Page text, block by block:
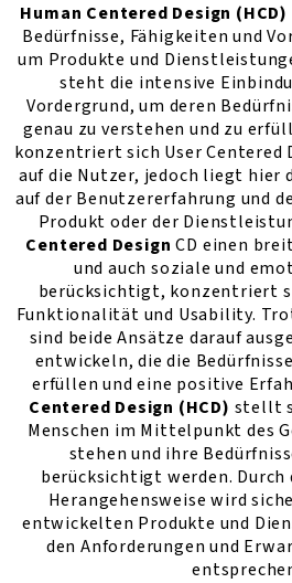
Human Centered Design (HCD)
Bedürfnisse, Fähigkeiten und
um Produkte und
steht die intensive
Vordergrund, um deren
genau zu verstehen und zu
konzentriert sich User Centered
auf die Nutzer, jedoch liegt hier
auf der Benutzererfahrung und
Produkt oder der
Centered Design CD einen
und auch soziale und
berücksichtigt, konzentriert
Funktionalität und Usability.
sind beide Ansätze darauf
entwickeln, die die
erfüllen und eine positive
Centered Design (HCD) stellt
Menschen im Mittelpunkt des
stehen und ihre
berücksichtigt werden.
Herangehensweise wird
entwickelten Produkte und
den Anforderungen und